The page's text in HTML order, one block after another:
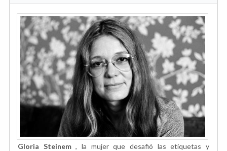
Gloria Steinem, la mujer que desafió las etiquetas y